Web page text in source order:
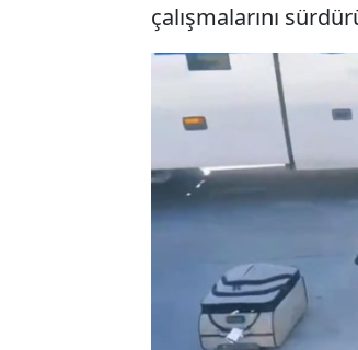
çalışmalarını